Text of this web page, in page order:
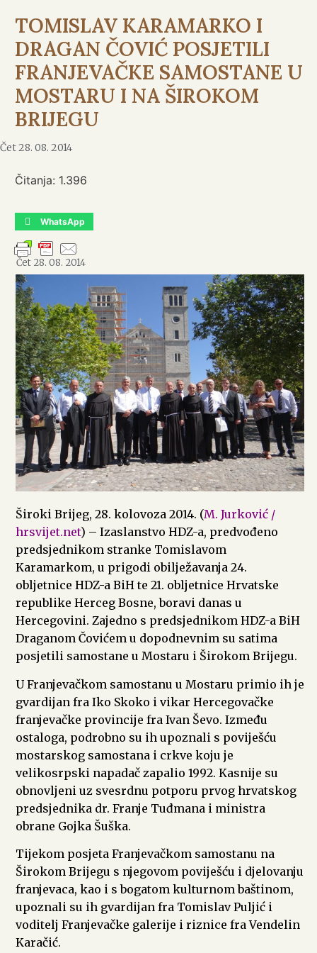
TOMISLAV KARAMARKO I
DRAGAN ČOVIĆ POSJETILI
FRANJEVAČKE SAMOSTANE U
MOSTARU I NA ŠIROKOM
BRIJEGU
Čet 28. 08. 2014
Čitanja: 1.396
WhatsApp
Čet 28. 08. 2014
Široki Brijeg, 28. kolovoza 2014. (M. Jurković /
hrsvijet.net) – Izaslanstvo HDZ-a, predvođeno
predsjednikom stranke Tomislavom
Karamarkom, u prigodi obilježavanja 24.
obljetnice HDZ-a BiH te 21. obljetnice Hrvatske
republike Herceg Bosne, boravi danas u
Hercegovini. Zajedno s predsjednikom HDZ-a BiH
Draganom Čovićem u dopodnevnim su satima
posjetili samostane u Mostaru i Širokom Brijegu.
U Franjevačkom samostanu u Mostaru primio ih je
gvardijan fra Iko Skoko i vikar Hercegovačke
franjevačke provincije fra Ivan Ševo. Između
ostaloga, podrobno su ih upoznali s poviješću
mostarskog samostana i crkve koju je
velikosrpski napadač zapalio 1992. Kasnije su
obnovljeni uz svesrdnu potporu prvog hrvatskog
predsjednika dr. Franje Tuđmana i ministra
obrane Gojka Šuška.
Tijekom posjeta Franjevačkom samostanu na
Širokom Brijegu s njegovom poviješću i djelovanju
franjevaca, kao i s bogatom kulturnom baštinom,
upoznali su ih gvardijan fra Tomislav Puljić i
voditelj Franjevačke galerije i riznice fra Vendelin
Karačić.